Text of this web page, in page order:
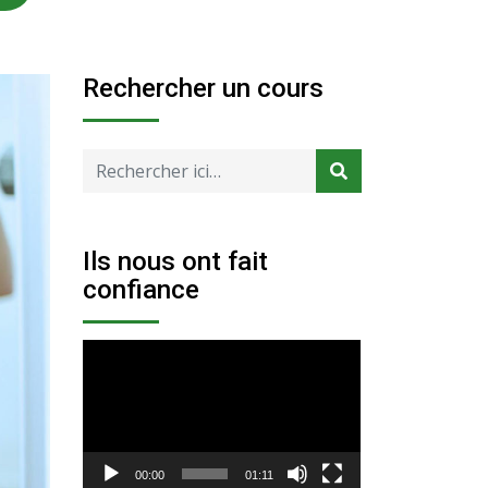
Rechercher un cours
Ils nous ont fait
confiance
00:00 01:11